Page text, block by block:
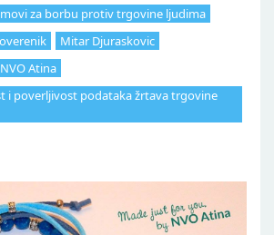
za borbu protiv trgovine ljudima
Mitar Djuraskovic
NVO Atina
i poverljivost podataka žrtava trgovine